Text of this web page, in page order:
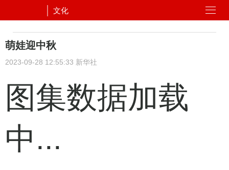
文化
萌娃迎中秋
2023-09-28 12:55:33 新华社
图集数据加载
中...